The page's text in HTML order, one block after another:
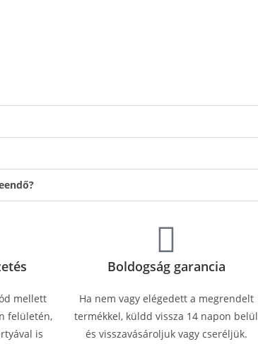
mellett
felületén,
is
Boldogság garancia
Ha nem vagy elégedett a megrendelt
termékkel, küldd vissza 14 napon belül
és visszavásároljuk vagy cseréljük.